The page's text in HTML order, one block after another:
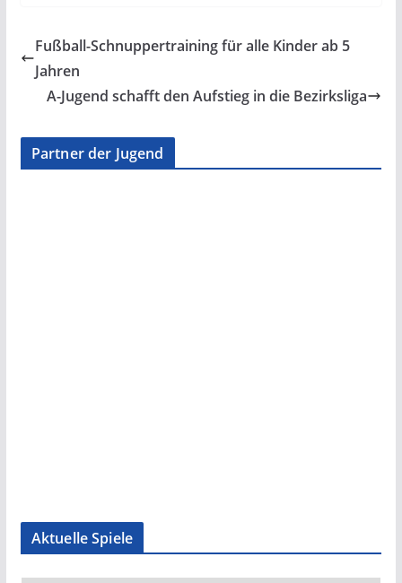
Fußball-Schnuppertraining für alle Kinder ab 5
Jahren
A-Jugend schafft den Aufstieg in die Bezirksliga
Partner der Jugend
Aktuelle Spiele